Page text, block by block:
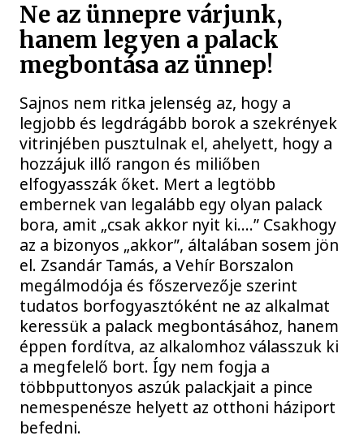
Ne az ünnepre várjunk,
hanem legyen a palack
megbontása az ünnep!
Sajnos nem ritka jelenség az, hogy a
legjobb és legdrágább borok a szekrények
vitrinjében pusztulnak el, ahelyett, hogy a
hozzájuk illő rangon és miliőben
elfogyasszák őket. Mert a legtöbb
embernek van legalább egy olyan palack
bora, amit „csak akkor nyit ki….” Csakhogy
az a bizonyos „akkor”, általában sosem jön
el. Zsandár Tamás, a Vehír Borszalon
megálmodója és főszervezője szerint
tudatos borfogyasztóként ne az alkalmat
keressük a palack megbontásához, hanem
éppen fordítva, az alkalomhoz válasszuk ki
a megfelelő bort. Így nem fogja a
többputtonyos aszúk palackjait a pince
nemespenésze helyett az otthoni háziport
befedni.